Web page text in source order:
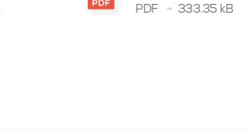
PDF
333.35 kB